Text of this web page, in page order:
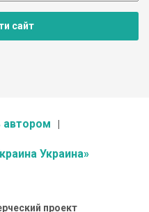
сайт
автором
Украина»
проект